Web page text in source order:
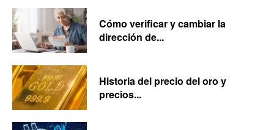
Cómo verificar y cambiar la
dirección de...
Historia del precio del oro y
precios...